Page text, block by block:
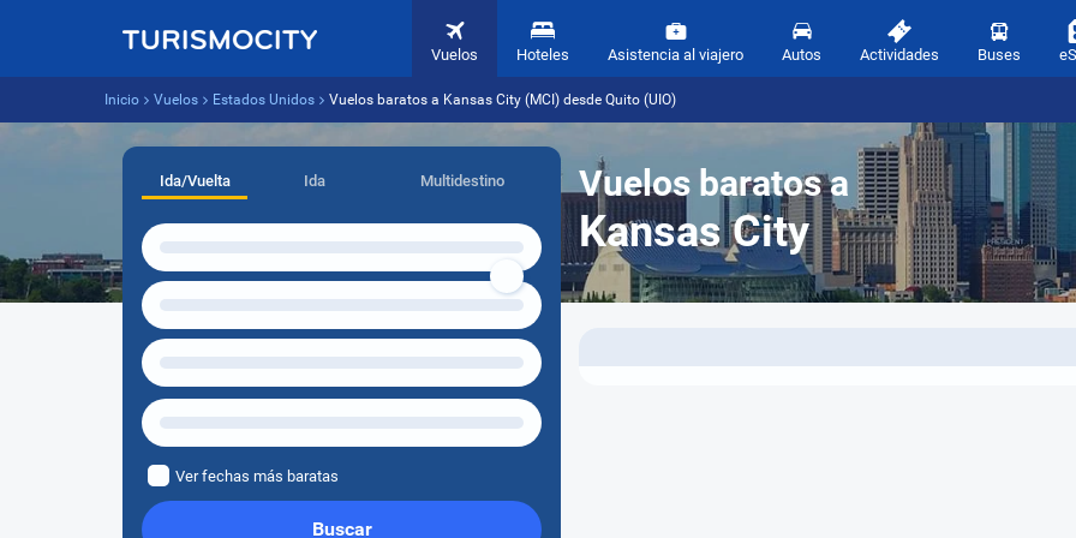
Vuelos Hoteles Asistencia al viajero Autos Actividades Buses
Inicio Vuelos Estados Unidos Vuelos baratos a Kansas City (MCI) desde Quito (UIO)
Vuelos baratos a
Kansas City
Ida/Vuelta Ida Multidestino
Ver fechas más baratas
Buscar